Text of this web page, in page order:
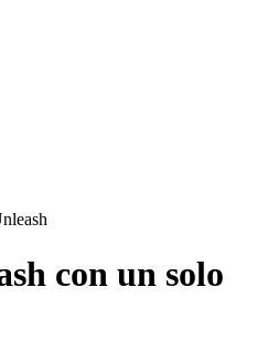
con un solo